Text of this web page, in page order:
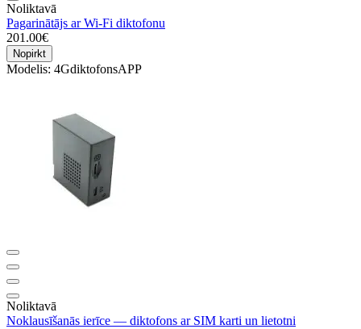
Noliktavā
Pagarinātājs ar Wi-Fi diktofonu
201.00€
Nopirkt
Modelis: 4GdiktofonsAPP
Noliktavā
Noklausīšanās ierīce — diktofons ar SIM karti un lietotni